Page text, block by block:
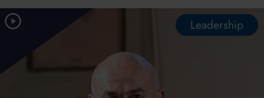
Leadership